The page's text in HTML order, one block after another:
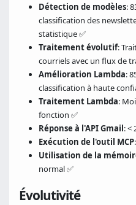
Détection de modèles:
classification des
statistique ✅
Traitement évolutif:
courriels avec un flux de
Amélioration Lambda:
classification à haute
Traitement Lambda:
fonction ✅
Réponse à l'API Gmail: <
Exécution de l'outil MCP
Utilisation de la
normal ✅
Évolutivité